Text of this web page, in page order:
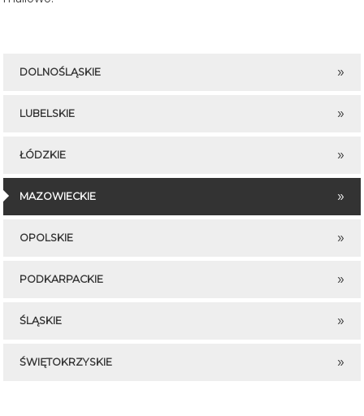
DOLNOŚLĄSKIE
LUBELSKIE
ŁÓDZKIE
MAZOWIECKIE
OPOLSKIE
PODKARPACKIE
ŚLĄSKIE
ŚWIĘTOKRZYSKIE